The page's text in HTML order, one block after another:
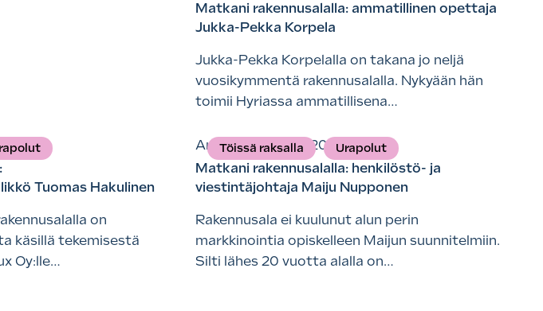
Matkani rakennusalalla: ammatillinen opettaja
Jukka-Pekka Korpela
Jukka-Pekka Korpelalla on takana jo neljä
vuosikymmentä rakennusalalla. Nykyään hän
toimii Hyriassa ammatillisena…
Tuomas Hakulinen
on
käsillä tekemisestä
Oy:lle…
Artikkelit
16.3.2026
Matkani rakennusalalla: henkilöstö- ja
viestintäjohtaja Maiju Nupponen
Rakennusala ei kuulunut alun perin
markkinointia opiskelleen Maijun suunnitelmiin.
Silti lähes 20 vuotta alalla on…
Töissä raksalla Urapolut